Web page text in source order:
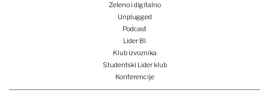
Zeleno i digitalno
Unplugged
Podcast
Lider BI
Klub izvoznika
Studentski Lider klub
Konferencije